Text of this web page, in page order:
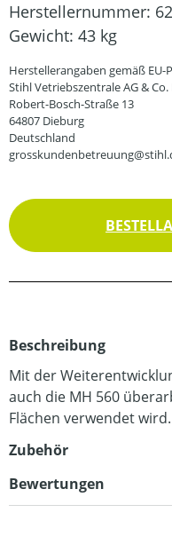
Herstellernummer:
Gewicht: 43 kg
Herstellerangaben gemäß
Stihl Vetriebszentrale AG & Co.
Robert-Bosch-Straße 13
64807 Dieburg
Deutschland
Beschreibung
Mit der
auch die MH 560
Flächen verwendet
Zubehör
Bewertungen